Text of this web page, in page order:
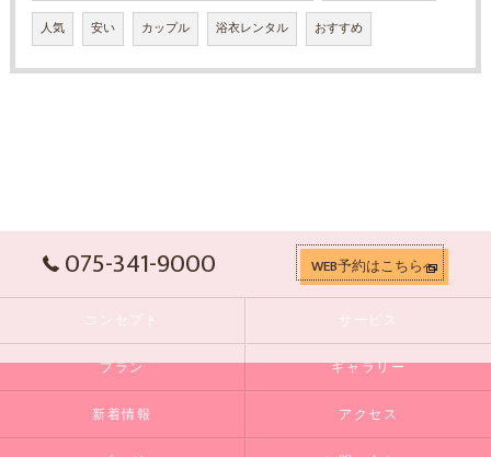
人気 安い カップル 浴衣レンタル おすすめ
075-341-9000 WEB予約はこちらへ
コンセプト サービス
プラン ギャラリー
新着情報 アクセス